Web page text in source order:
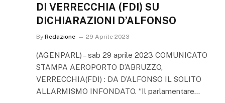
DI VERRECCHIA (FDI) SU
DICHIARAZIONI D’ALFONSO
By Redazione 29 Aprile 2023
(AGENPARL) – sab 29 aprile 2023 COMUNICATO
STAMPA AEROPORTO D’ABRUZZO,
VERRECCHIA(FDI) : DA D’ALFONSO IL SOLITO
ALLARMISMO INFONDATO. “Il parlamentare…